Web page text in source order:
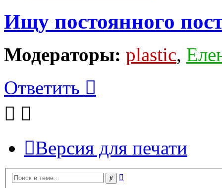
Ищу постоянного
Модераторы: plastic,
Ответить
Версия для печати
Поиск